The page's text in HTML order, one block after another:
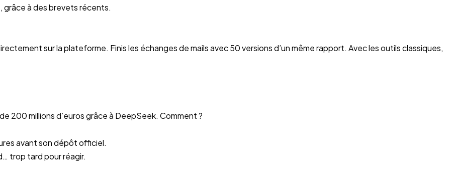
grâce à des brevets récents.
sur la plateforme. Finis les échanges de mails avec 50 versions d’un même rapport. Avec les outils classiques,
200 millions d’euros grâce à DeepSeek. Comment ?
avant son dépôt officiel.
trop tard pour réagir.